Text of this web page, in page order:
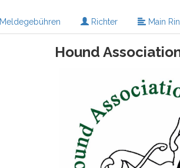
Meldegebühren Richter Main
Hound